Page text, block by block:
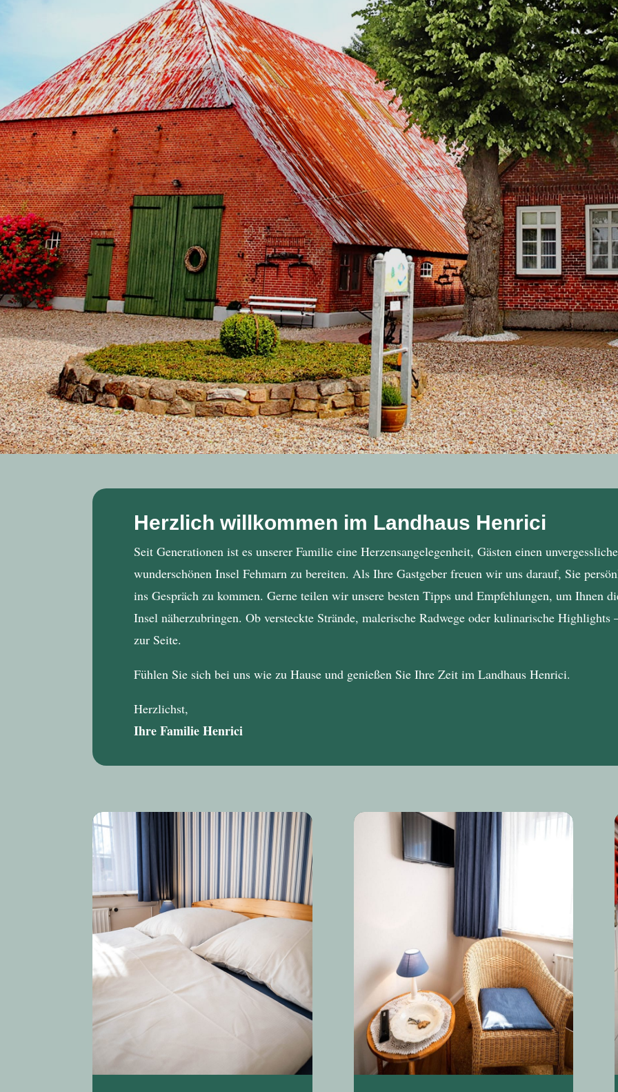
Herzlich willkommen im Landhaus Henrici
Seit Generationen ist es unserer Familie eine Herzensangelegenheit, Gästen einen
wunderschönen Insel Fehmarn zu bereiten. Als Ihre Gastgeber freuen wir uns darauf, Sie
ins Gespräch zu kommen. Gerne teilen wir unsere besten Tipps und Empfehlungen, um Ihnen
Insel näherzubringen. Ob versteckte Strände, malerische Radwege oder kulinarische
zur Seite.
Fühlen Sie sich bei uns wie zu Hause und genießen Sie Ihre Zeit imLandhaus Henrici.
Herzlichst,
Ihre Familie Henrici